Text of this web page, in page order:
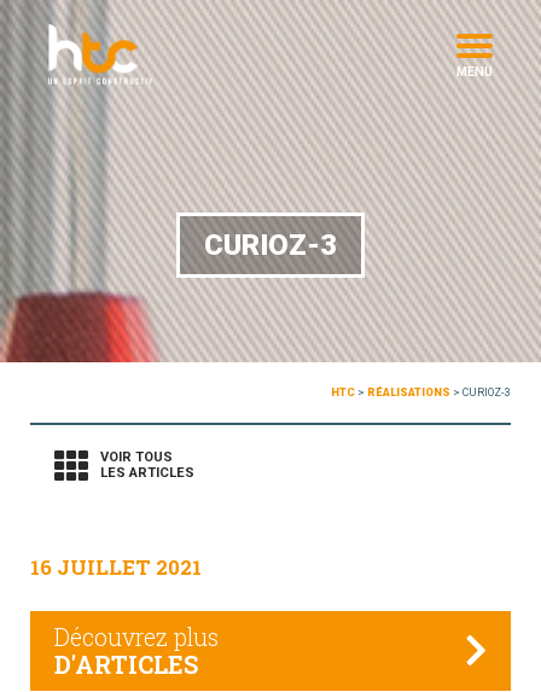
MENU
CURIOZ-3
HTC > RÉALISATIONS > CURIOZ-3
VOIR TOUS
LES ARTICLES
16 JUILLET 2021
Découvrez plus
D'ARTICLES